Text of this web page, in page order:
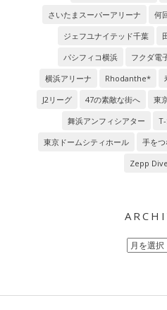
さいたまスーパーアリーナ
何
ジェフユナイテッド千葉
パシフィコ横浜
フクダ電
横浜アリーナ
Rhodanthe*
J2リーグ
47の素敵な街へ 東
舞浜アンフィシアター
東京ドームシティホール
手を
Zepp
Archives